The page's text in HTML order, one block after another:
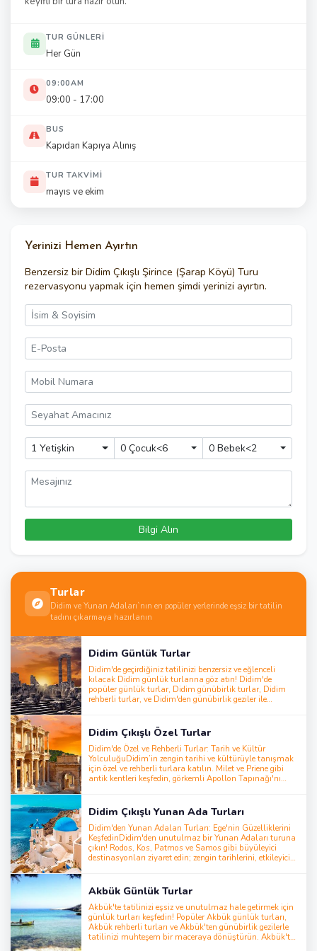
TUR GÜNLERI
Her Gün
09:00AM
09:00 - 17:00
BUS
Kapıdan Kapıya Alınış
TUR TAKVIMI
mayıs ve ekim
Yerinizi Hemen Ayırtın
Benzersiz bir Didim Çıkışlı Şirince (Şarap Köyü) Turu
rezervasyonu yapmak için hemen şimdi yerinizi ayırtın.
1 Yetişkin 0 Çocuk<6 0 Bebek<2
Turlar
Didim ve Yunan Adaları`nın en popüler yerlerinde eşsiz bir tatilin
tadını çıkarmaya hazırlanın
Didim Günlük Turlar
Didim'de geçirdiğiniz tatilinizi benzersiz ve eğlenceli
kılacak Didim günlük turlarına göz atın! Didim'de
popüler günlük turlar, Didim günübirlik turlar, Didim
rehberli turlar, ve Didim'den günübirlik geziler ile
diving tour, Didim jeep safari tour, Didim Pamukkale
tour, Didim Ephesus tour, Didim Dalyan tour, Didim
water park, Didim horse riding tour, Didim quad safari,
Didim Turkish bath, Didim to Kos Island tour, Didim
paragliding, Didim ATV tours ve Didim water sports gibi
eğlenceli ve dinlendirici aktiviteleri keşfedin. Uygun
yapmayı unutmayın
Didim Çıkışlı Özel Turlar
Didim'de Özel ve Rehberli Turlar: Tarih ve Kültür
YolculuğuDidim’in zengin tarihi ve kültürüyle tanışmak
için özel ve rehberli turlara katılın. Milet ve Priene gibi
antik kentleri keşfedin, görkemli Apollon Tapınağı'nı
eşliğinde bu turlar, bölgenin tarihi hazinelerine ve gizli
güzelliklerine daha derin bir bağ kurmanızı
sağlar.Deneyiminizi Pamukkale travertenleri, ikonik
Efes antik kenti veya rahatlatıcı Dalyan çamur
banyoları gezileriyle zenginleştirin. İster tarih tutkunu
olun ister kültür arayışında, Didim’deki rehberli turlar
Didim Çıkışlı Yunan Ada Turları
Didim'den Yunan Adaları Turları: Ege'nin Güzelliklerini
KeşfedinDidim'den unutulmaz bir Yunan Adaları turuna
çıkın! Rodos, Kos, Patmos ve Samos gibi büyüleyici
destinasyonları ziyaret edin; zengin tarihlerini, etkileyici
bu turlar herkes için bir şeyler sunuyor.Yolculuğunuzu
kolayca planlamak için Didim Kos feribot bileti, Kos
feribot bileti fiyatları ve sefer saatlerini inceleyebilirsiniz.
Didim’den Kos Adası’na feribotla seyahat ederek Ege’nin
cazibesini keşfetme fırsatını kaçırmayın. Bu özel turlarla
tatilinizi unutulmaz hale getirin
Akbük Günlük Turlar
Akbük'te tatilinizi eşsiz ve unutulmaz hale getirmek için
günlük turları keşfedin! Popüler Akbük günlük turları,
Akbük rehberli turları ve Akbük'ten günübirlik gezilerle
tatilinizi muhteşem bir maceraya dönüştürün. Akbük'te